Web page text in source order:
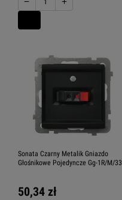
Sonata Czarny Metalik Gniazdo
Głośnikowe Pojedyncze Gg-1R/M/33
50,34 zł